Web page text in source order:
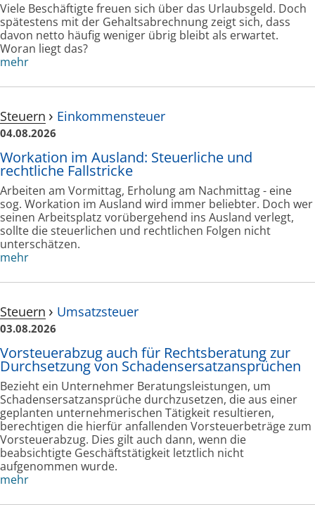
Viele Beschäftigte freuen sich über das Urlaubsgeld. Doch
spätestens mit der Gehaltsabrechnung zeigt sich, dass
davon netto häufig weniger übrig bleibt als erwartet.
Woran liegt das?
mehr
Steuern Einkommensteuer
04.08.2026
Workation im Ausland: Steuerliche und
rechtliche Fallstricke
Arbeiten am Vormittag, Erholung am Nachmittag - eine
sog. Workation im Ausland wird immer beliebter. Doch wer
seinen Arbeitsplatz vorübergehend ins Ausland verlegt,
sollte die steuerlichen und rechtlichen Folgen nicht
unterschätzen.
mehr
Steuern Umsatzsteuer
03.08.2026
Vorsteuerabzug auch für Rechtsberatung zur
Durchsetzung von Schadensersatzansprüchen
Bezieht ein Unternehmer Beratungsleistungen, um
Schadensersatzansprüche durchzusetzen, die aus einer
geplanten unternehmerischen Tätigkeit resultieren,
berechtigen die hierfür anfallenden Vorsteuerbeträge zum
Vorsteuerabzug. Dies gilt auch dann, wenn die
beabsichtigte Geschäftstätigkeit letztlich nicht
aufgenommen wurde.
mehr